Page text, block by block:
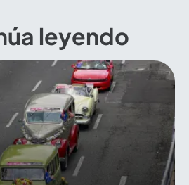
leyendo